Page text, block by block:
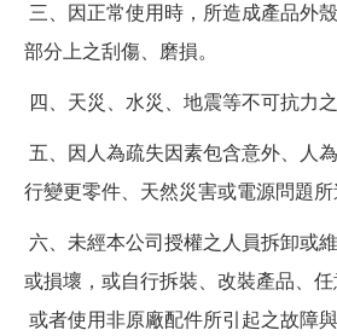
三、因正常使用時，所造成產品外
部分上之刮傷、磨損。
四、天災、水災、地震等不可抗力
五、因人為疏失因素包含意外、人
行變更零件、天然災害或電源問題所
六、未經本公司授權之人員拆卸或
或損壞，或自行拆裝、改裝產品、任
或者使用非原廠配件所引起之故障與